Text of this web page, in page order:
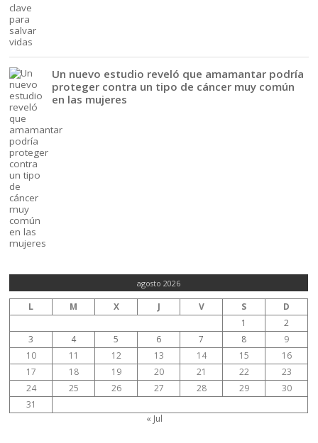
Un nuevo estudio reveló que amamantar podría
proteger contra un tipo de cáncer muy común
en las mujeres
agosto 2026
L M X J V S
D
1
2
3
4 5 6 7 8
9
10
11 12 13 14 15
16
17
18 19 20 21 22
23
24
25 26 27 28 29
30
31
« Jul